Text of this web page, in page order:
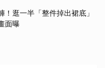
！逛一半「整件掉出裙底」
面曝